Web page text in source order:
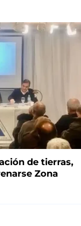
de tierras,
Zona